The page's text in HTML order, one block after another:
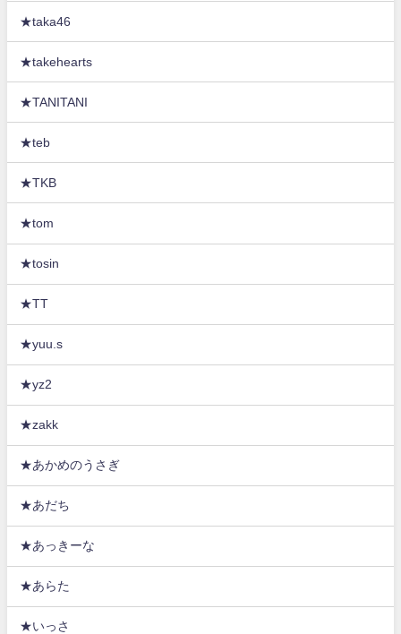
★taka46
★takehearts
★TANITANI
★teb
★TKB
★tom
★tosin
★TT
★yuu.s
★yz2
★zakk
★あかめのうさぎ
★あだち
★あっきーな
★あらた
★いっさ